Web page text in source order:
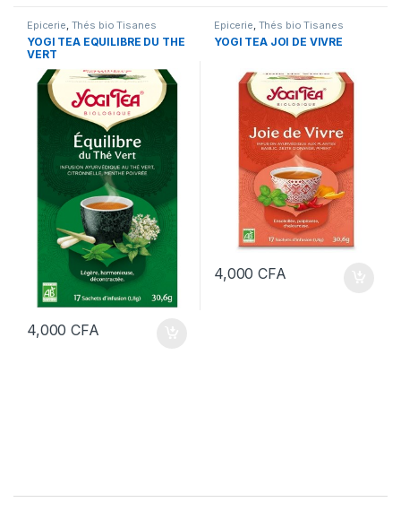
Epicerie, Thés bio Tisanes
YOGI TEA EQUILIBRE DU THE
VERT
4,000CFA
Epicerie, Thés bio Tisanes
YOGI TEA JOI DE VIVRE
4,000CFA